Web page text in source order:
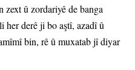
û zordariyê de banga
derê ji bo aştî, azadî û
bin, rê û muxatab jî diyar